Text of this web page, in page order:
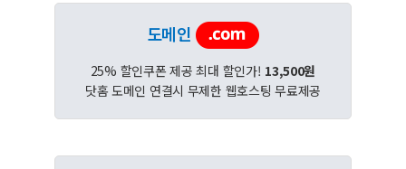
도메인
25% 할인쿠폰 제공 최대 할인가! 13,500원
닷홈 도메인 연결시 무제한 웹호스팅 무료제공